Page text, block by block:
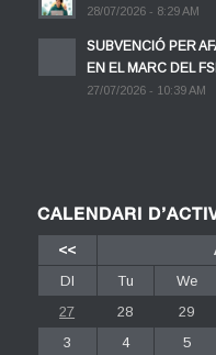
28/07/2026 - 8:29 AM
SUBVENCIÓ PER
EN EL MARC DEL
27/07/2026 - 10:39 AM
CALENDARI
<<
Dl
Tu We
27
28 29
3
4 5